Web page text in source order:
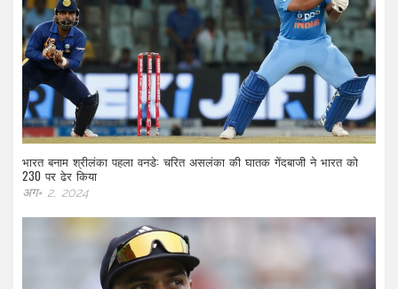
भारत बनाम श्रीलंका पहला वनडे: चरित असलंका की घातक गेंदबाजी ने भारत को
230 पर ढेर किया
अग॰ 2, 2024